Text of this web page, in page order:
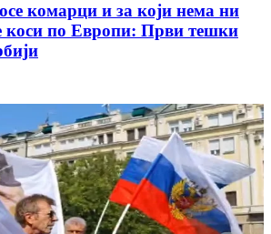
комарци и за који нема ни
коси по Европи: Први тешки